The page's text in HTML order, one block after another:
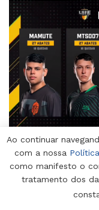
Mamute e Mts007,
abates. Nobru
acompanhado dos
Ao continuar
com a nossa
como manifesto o
tratamento dos